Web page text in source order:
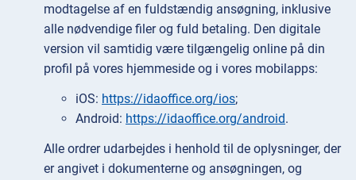
modtagelse af en fuldstændig ansøgning, inklusive
alle nødvendige filer og fuld betaling. Den digitale
version vil samtidig være tilgængelig online på din
profil på vores hjemmeside og i vores mobilapps:
iOS: https://idaoffice.org/ios;
Android: https://idaoffice.org/android.
Alle ordrer udarbejdes i henhold til de oplysninger, der
er angivet i dokumenterne og ansøgningen, og